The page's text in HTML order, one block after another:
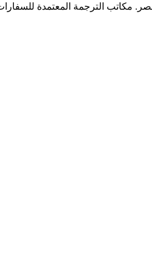
مكاتب الترجمة المعتمدة